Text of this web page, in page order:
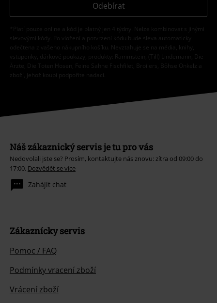
Odebírat
*Platí pouze online a kód je platný jen 4 týdny. Nelze kombinovat s jinými
slevovými kódy. Po vložení a potvrzení kódu bude sleva automaticky
odečtena z vašeho nákupního košíku. Nevztahuje se na média, knihy,
vstupenky, dárkové poukazy, produkty: Rammstein, (Till) Lindemann, Die
Ärzte, Die Toten Hosen, Feine Sahne Fischfilet, Broilers, Böhse Onkelz a
zboží, jehož koupí podpoříte nadaci.
Náš zákaznický servis je tu pro vás
Nedovolali jste se? Prosím, kontaktujte nás znovu: zítra od 09:00 do
17:00. Dozvědět se více
Zahájit chat
Zákaznícky servis
Pomoc / FAQ
Podmínky vracení zboží
Vrácení zboží